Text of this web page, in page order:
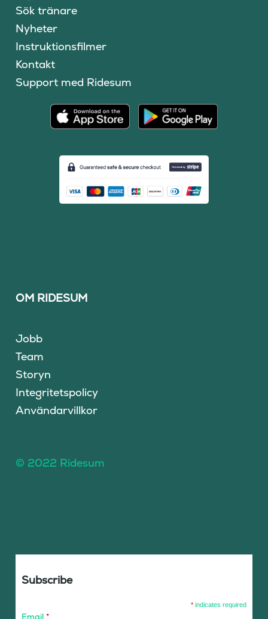
Sök tränare
Nyheter
Instruktionsfilmer
Kontakt
Support med Ridesum
OM RIDESUM
Jobb
Team
Storyn
Integritetspolicy
Användarvillkor
© 2022 Ridesum
Subscribe
* indicates required
Email *